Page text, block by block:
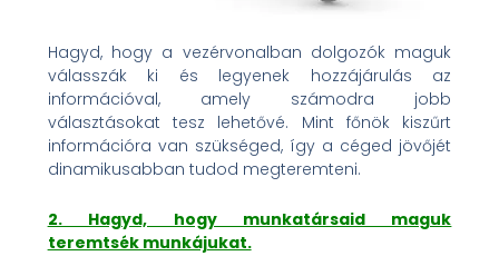
Hagyd, hogy a vezérvonalban dolgozók maguk
válasszák ki és legyenek hozzájárulás az
információval, amely számodra jobb
választásokat tesz lehetővé. Mint főnök kiszűrt
információra van szükséged, így a céged jövőjét
dinamikusabban tudod megteremteni.
2. Hagyd, hogy munkatársaid maguk
teremtsék munkájukat.